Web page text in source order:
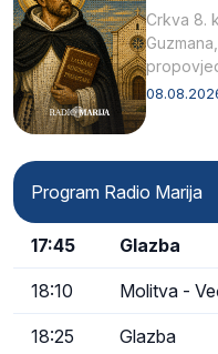
Crkva 8.
Svojim
Program Radio Marija
17:45 Glazba
18:10 Molitva -
18:25 Glazba